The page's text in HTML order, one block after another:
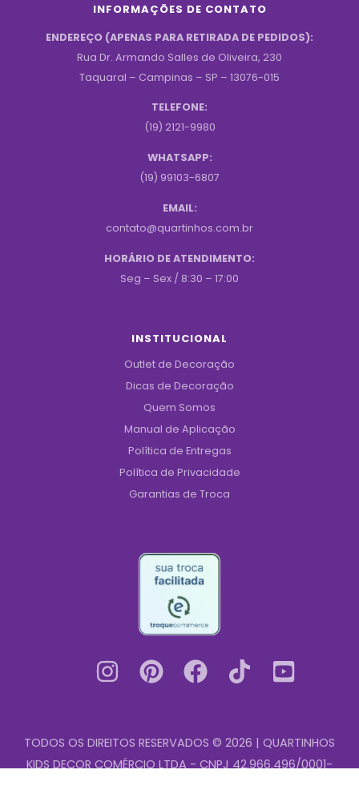
INFORMAÇÕES DE CONTATO
ENDEREÇO (APENAS PARA RETIRADA DE PEDIDOS):
Rua Dr. Armando Salles de Oliveira, 230
Taquaral – Campinas – SP – 13076-015
TELEFONE:
(19) 2121-9980
WHATSAPP:
(19) 99103-6807
EMAIL:
contato@quartinhos.com.br
HORÁRIO DE ATENDIMENTO:
Seg – Sex / 8:30 – 17:00
INSTITUCIONAL
Outlet de Decoração
Dicas de Decoração
Quem Somos
Manual de Aplicação
Política de Entregas
Política de Privacidade
Garantias de Troca
TODOS OS DIREITOS RESERVADOS © 2026 | QUARTINHOS
KIDS DECOR COMÉRCIO LTDA - CNPJ 42.966.496/0001-